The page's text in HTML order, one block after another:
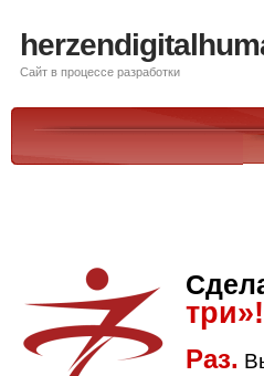
Сайт в процессе разработки
три»!
Раз.